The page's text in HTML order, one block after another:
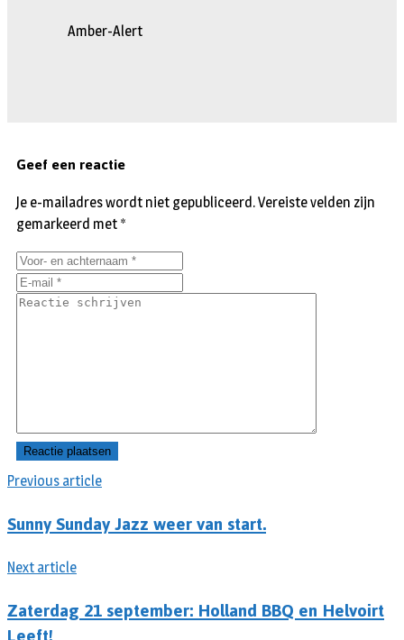
Amber-Alert
Previous article
Sunny Sunday Jazz weer van start.
Next article
Zaterdag 21 september: Holland BBQ en Helvoirt
Geef een reactie
Je e-mailadres wordt niet gepubliceerd.Vereiste velden zijn
gemarkeerd met *